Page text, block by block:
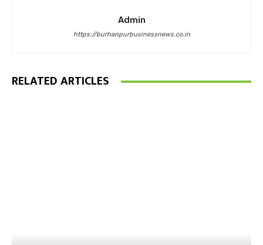
Admin
https://burhanpurbusinessnews.co.in
RELATED ARTICLES